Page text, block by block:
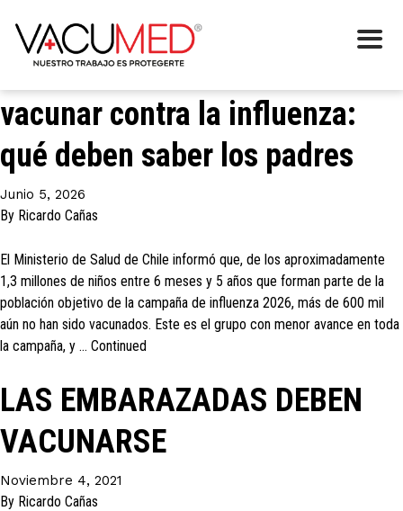
Categoría:Padres
Más de 600 mil niños sin
vacunar contra la influenza:
qué deben saber los padres
Junio 5, 2026
By Ricardo Cañas
El Ministerio de Salud de Chile informó que, de los aproximadamente
1,3 millones de niños entre 6 meses y 5 años que forman parte de la
población objetivo de la campaña de influenza 2026, más de 600 mil
aún no han sido vacunados. Este es el grupo con menor avance en toda
la campaña, y … Continued
LAS EMBARAZADAS DEBEN
VACUNARSE
Noviembre 4, 2021
By Ricardo Cañas